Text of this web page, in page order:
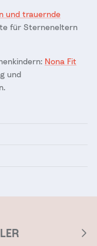
und trauernde
für Sterneneltern
Nona Fit
und